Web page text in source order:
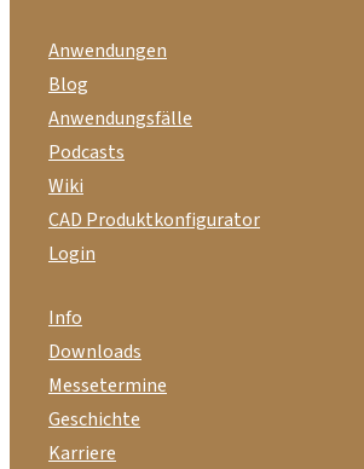
Anwendungen
Blog
Anwendungsfälle
Podcasts
Wiki
CAD Produktkonfigurator
Login
Info
Downloads
Messetermine
Geschichte
Karriere